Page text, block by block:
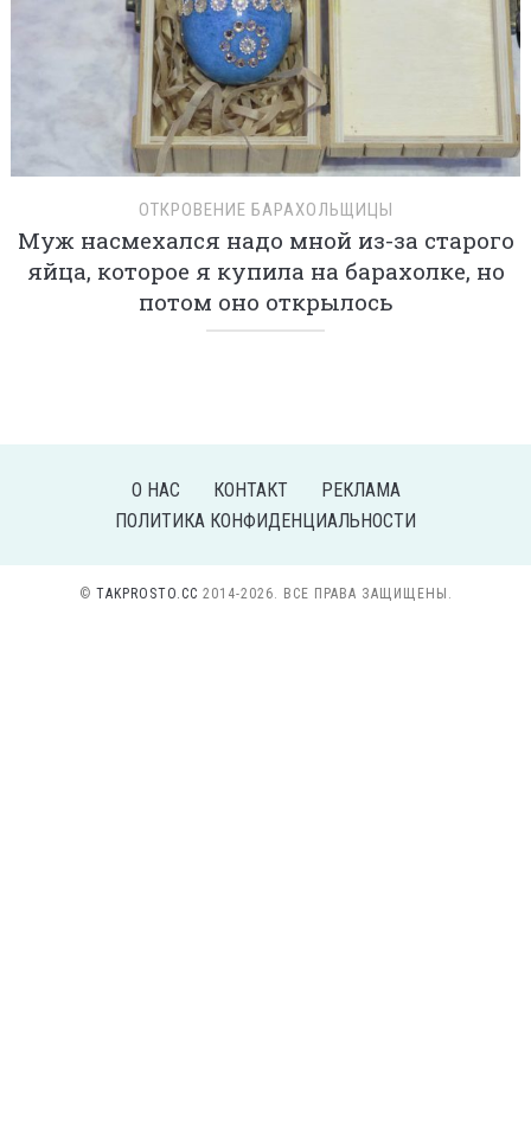
ОТКРОВЕНИЕ БАРАХОЛЬЩИЦЫ
Муж насмехался надо мной из-за старого
яйца, которое я купила на барахолке, но
потом оно открылось
О НАС КОНТАКТ
РЕКЛАМА
ПОЛИТИКА КОНФИДЕНЦИАЛЬНОСТИ
© TAKPROSTO.CC 2014-2026. ВСЕ ПРАВА ЗАЩИЩЕНЫ.